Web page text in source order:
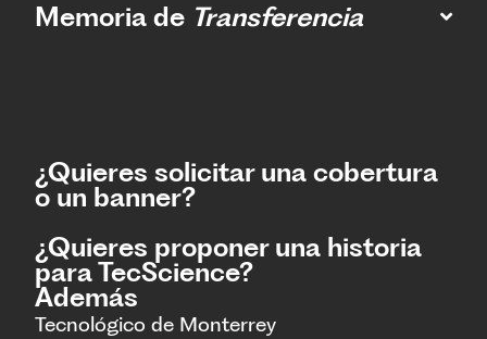
Memoria de Transferencia
¿Quieres solicitar una cobertura
o un banner?
¿Quieres proponer una historia
para TecScience?
Además
Tecnológico de Monterrey